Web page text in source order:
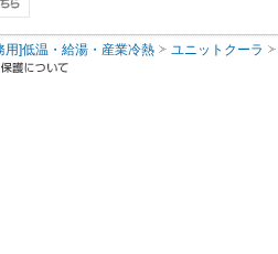
用]低温・給湯・産業冷熱 ユニットクーラ